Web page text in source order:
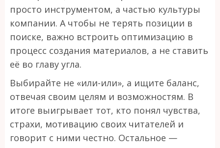
просто инструментом, а частью культуры
компании. А чтобы не терять позиции в
поиске, важно встроить оптимизацию в
процесс создания материалов, а не ставить
её во главу угла.
Выбирайте не «или-или», а ищите баланс,
отвечая своим целям и возможностям. В
итоге выигрывает тот, кто понял чувства,
страхи, мотивацию своих читателей и
говорит с ними честно. Остальное —